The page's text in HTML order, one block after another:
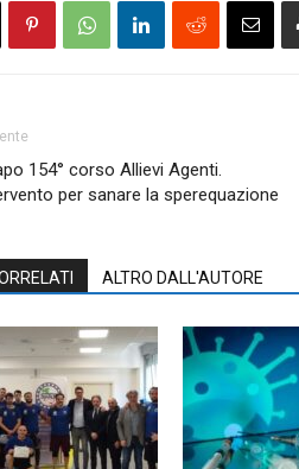
154° corso Allievi Agenti.
per sanare la sperequazione
ALTRO DALL'AUTORE